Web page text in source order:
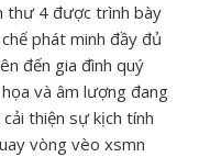
thư 4 được trình bày
phát minh đầy đủ
đến gia đình quý
và âm lượng đang
thiện sự kịch tính
vòng vèo xsmn